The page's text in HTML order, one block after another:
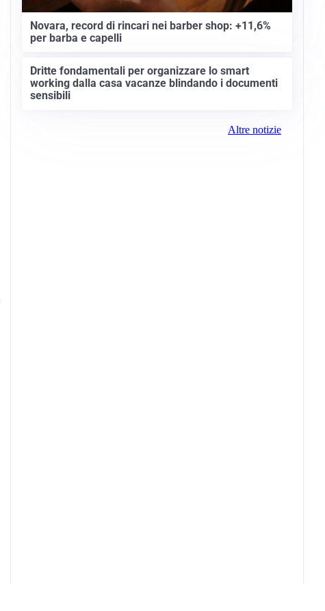
Novara, record di rincari nei barber shop: +11,6%
per barba e capelli
Dritte fondamentali per organizzare lo smart
working dalla casa vacanze blindando i documenti
sensibili
Altre notizie